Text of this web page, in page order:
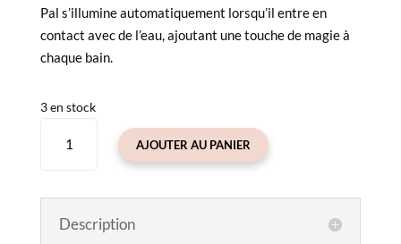
Pal s’illumine automatiquement lorsqu’il entre en
contact avec de l’eau, ajoutant une touche de magie à
chaque bain.
3 en stock
lumineux
Monde
AJOUTER AU PANIER
Description